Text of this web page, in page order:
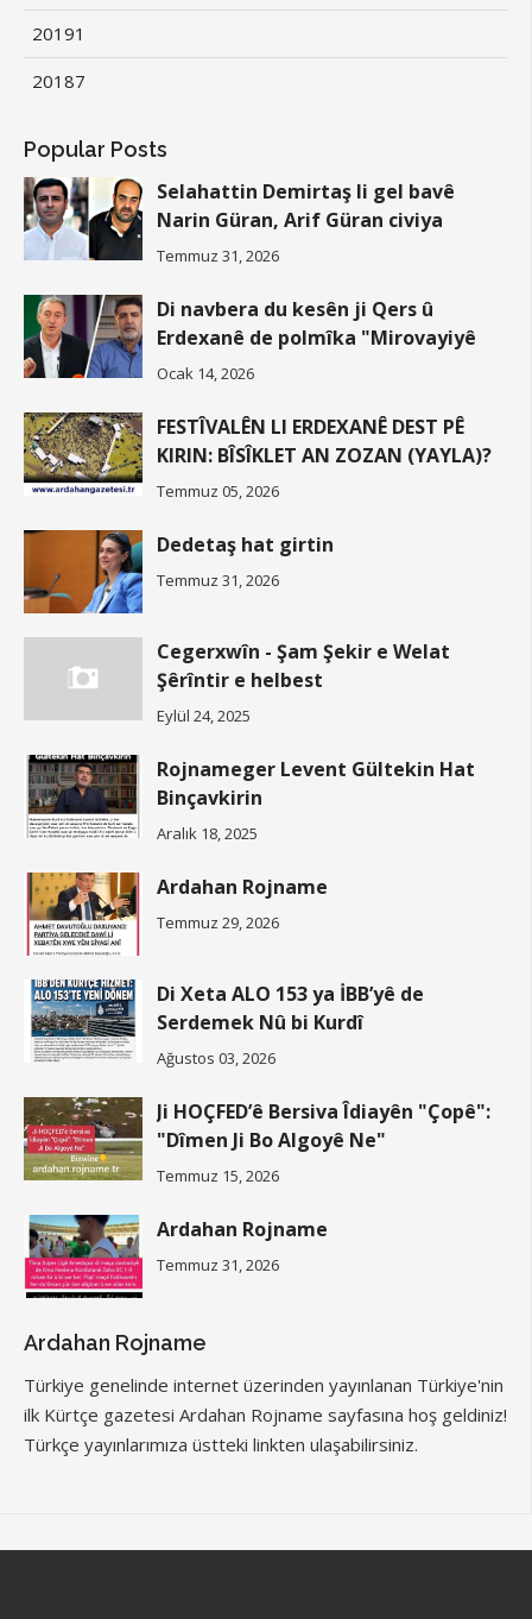
20191
20187
Popular Posts
Selahattin Demirtaş li gel bavê
Narin Güran, Arif Güran civiya
Temmuz 31, 2026
Di navbera du kesên ji Qers û
Erdexanê de polmîka "Mirovayiyê
Ocak 14, 2026
FESTÎVALÊN LI ERDEXANÊ DEST PÊ
KIRIN: BÎSÎKLET AN ZOZAN (YAYLA)?
Temmuz 05, 2026
Dedetaş hat girtin
Temmuz 31, 2026
Cegerxwîn - Şam Şekir e Welat
Şêrîntir e helbest
Eylül 24, 2025
Rojnameger Levent Gültekin Hat
Binçavkirin
Aralık 18, 2025
Ardahan Rojname
Temmuz 29, 2026
Di Xeta ALO 153 ya İBB’yê de
Serdemek Nû bi Kurdî
Ağustos 03, 2026
Ji HOÇFED’ê Bersiva Îdiayên "Çopê":
"Dîmen Ji Bo Algoyê Ne"
Temmuz 15, 2026
Ardahan Rojname
Temmuz 31, 2026
Ardahan Rojname
Türkiye genelinde internet üzerinden yayınlanan Türkiye'nin
ilk Kürtçe gazetesi Ardahan Rojname sayfasına hoş geldiniz!
Türkçe yayınlarımıza üstteki linkten ulaşabilirsiniz.